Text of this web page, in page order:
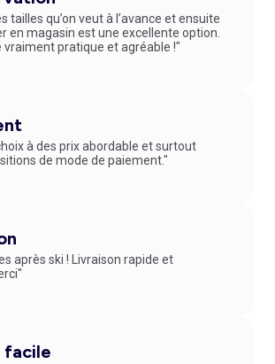
tailles qu’on veut à l’avance et ensuite
en magasin est une excellente option.
vraiment pratique et agréable !"
à des prix abordable et surtout
de mode de paiement."
après ski ! Livraison rapide et
facile